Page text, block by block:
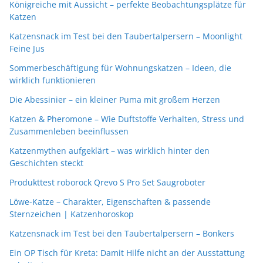
Königreiche mit Aussicht – perfekte Beobachtungsplätze für
Katzen
Katzensnack im Test bei den Taubertalpersern – Moonlight
Feine Jus
Sommerbeschäftigung für Wohnungskatzen – Ideen, die
wirklich funktionieren
Die Abessinier – ein kleiner Puma mit großem Herzen
Katzen & Pheromone – Wie Duftstoffe Verhalten, Stress und
Zusammenleben beeinflussen
Katzenmythen aufgeklärt – was wirklich hinter den
Geschichten steckt
Produkttest roborock Qrevo S Pro Set Saugroboter
Löwe-Katze – Charakter, Eigenschaften & passende
Sternzeichen | Katzenhoroskop
Katzensnack im Test bei den Taubertalpersern – Bonkers
Ein OP Tisch für Kreta: Damit Hilfe nicht an der Ausstattung